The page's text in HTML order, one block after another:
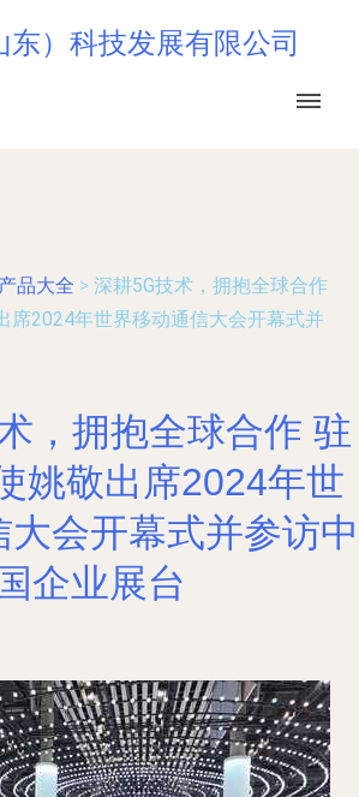
东）科技发展有限公司
产品大全 > 深耕5G技术，拥抱全球合作
席2024年世界移动通信大会开幕式并
，拥抱全球合作 驻
姚敬出席2024年世
大会开幕式并参访中
国企业展台